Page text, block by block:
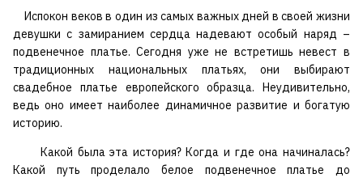
Испокон веков в один из самых важных дней в своей жизни
девушки с замиранием сердца надевают особый наряд –
подвенечное платье. Сегодня уже не встретишь невест в
традиционных национальных платьях, они выбирают
свадебное платье европейского образца. Неудивительно,
ведь оно имеет наиболее динамичное развитие и богатую
историю.
Какой была эта история? Когда и где она начиналась?
Какой путь проделало белое подвенечное платье до